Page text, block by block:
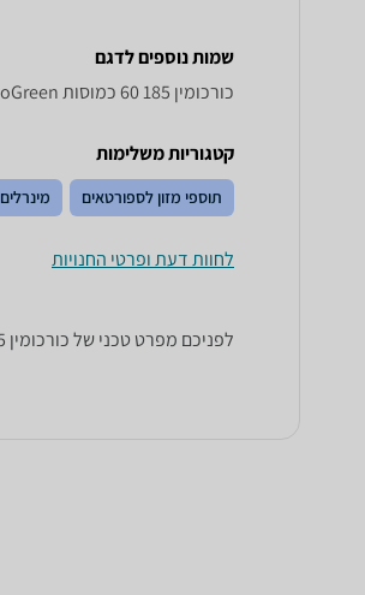
שמות נוספים לדגם
כורכומין 185 60 כמוסות BioGreen, כורכומין 185 60 כמוסות BioGreen , BioGreen כורכומין 185 60 כמוסות
קטגוריות משלימות
תוספי מזון לספורטאים מינרלים
לחוות דעת ופרטי החנויות
לפניכם מפרט טכני של כורכומין 185 60 כמוסות BioGreen. כל הנתונים שחייבים לדעת כדי לבחור נכון! זאפ השוואת מחירים מציגים לכם את כל המידע שעוזר לכם להשוות.